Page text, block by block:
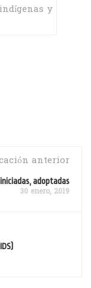
y
anterior
iniciadas, adoptadas
30 enero, 2019